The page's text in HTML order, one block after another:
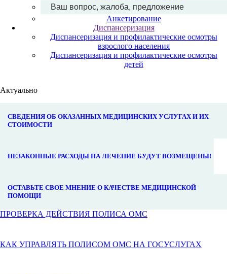
Ваш вопрос, жалоба, предложение
Анкетирование
Диспансеризация
Диспансеризация и профилактические осмотры
взрослого населения
Диспансеризация и профилактические осмотры
детей
Актуально
СВЕДЕНИЯ ОБ ОКАЗАННЫХ МЕДИЦИНСКИХ УСЛУГАХ И ИХ
СТОИМОСТИ
НЕЗАКОННЫЕ РАСХОДЫ НА ЛЕЧЕНИЕ БУДУТ ВОЗМЕЩЕНЫ!
ОСТАВЬТЕ СВОЕ МНЕНИЕ О КАЧЕСТВЕ МЕДИЦИНСКОЙ
ПОМОЩИ
ПРОВЕРКА ДЕЙСТВИЯ ПОЛИСА ОМС
КАК УПРАВЛЯТЬ ПОЛИСОМ ОМС НА ГОСУСЛУГАХ